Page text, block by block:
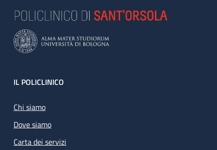
Footer
IL POLICLINICO
Chi siamo
Dove siamo
Carta dei servizi